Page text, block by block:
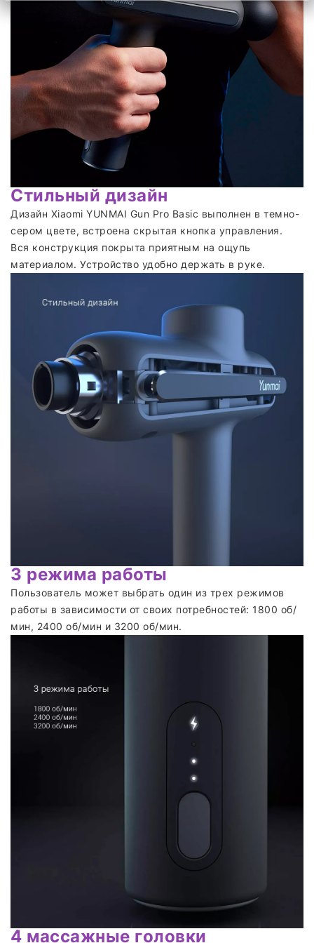
Стильный дизайн
Дизайн Xiaomi YUNMAI Gun Pro Basic выполнен в темно-
сером цвете, встроена скрытая кнопка управления.
Вся конструкция покрыта приятным на ощупь
материалом. Устройство удобно держать в руке.
3 режима работы
Пользователь может выбрать один из трех режимов
работы в зависимости от своих потребностей: 1800 об/
мин, 2400 об/мин и 3200 об/мин.
4 массажные головки